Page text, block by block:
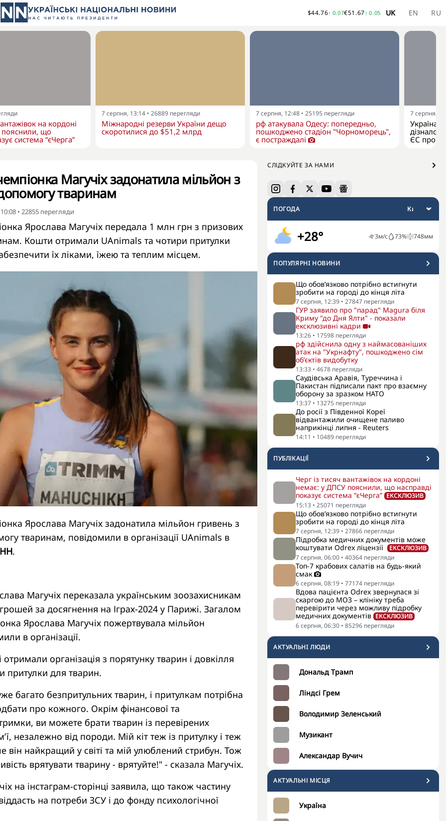
$44.76↑ 0.07€51.67↑ 0.05 UK EN RU
на кордоні
що
система “єЧерга”
7 серпня, 13:14 • 26889 перегляди
Міжнародні резерви України дещо
скоротилися до $51,2 млрд
7 серпня, 12:48 • 25195 перегляди
рф атакувала Одесу: попередньо,
пошкоджено стадіон "Чорноморець",
є постраждалі
7 серпня,
Україна
ЄС про
СЛІДКУЙТЕ ЗА НАМИ
ПОГОДА
+28° 3м/с 73% 748мм
ПОПУЛЯРНI НОВИНИ
Що обов’язково потрібно встигнути
зробити на городі до кінця літа
7 серпня, 12:39 • 27847 перегляди
ГУР заявило про "парад" Magura біля
Криму "до Дня Ялти" - показали
ексклюзивні кадри
13:26 • 17598 перегляди
рф здійснила одну з наймасованіших
атак на "Укрнафту", пошкоджено сім
об’єктів видобутку
13:33 • 4678 перегляди
Саудівська Аравія, Туреччина і
Пакистан підписали пакт про взаємну
оборону за зразком НАТО
13:37 • 13275 перегляди
До росії з Південної Кореї
відвантажили очищене паливо
наприкінці липня - Reuters
14:11 • 10489 перегляди
ПУБЛІКАЦІЇ
Черг із тисяч вантажівок на кордоні
немає: у ДПСУ пояснили, що насправді
показує система “єЧерга” ЕКСКЛЮЗИВ
15:13 • 25071 перегляди
Що обов’язково потрібно встигнути
зробити на городі до кінця літа
7 серпня, 12:39 • 27866 перегляди
Підробка медичних документів може
коштувати Odrex ліцензії
ЕКСКЛЮЗИВ
7 серпня, 06:00 • 40364 перегляди
Топ-7 крабових салатів на будь-який
смак
6 серпня, 08:19 • 77174 перегляди
Вдова пацієнта Odrex звернулася зі
скаргою до МОЗ – клініку треба
перевірити через можливу підробку
медичних документів ЕКСКЛЮЗИВ
6 серпня, 06:30 • 85296 перегляди
АКТУАЛЬНI ЛЮДИ
Дональд Трамп
Ліндсі Грем
Володимир Зеленський
Музикант
Александар Вучич
АКТУАЛЬНІ МІСЦЯ
Україна
Магучіх задонатила мільйон з
тваринам
• 22855 перегляди
Ярослава Магучіх передала 1 млн грн з призових
Кошти отримали UAnimals та чотири притулки
їх ліками, їжею та теплим місцем.
Ярослава Магучіх задонатила мільйон гривень з
тваринам, повідомили в організації UAnimals в
.
Магучіх переказала українським зоозахисникам
за досягнення на Іграх-2024 у Парижі. Загалом
Ярослава Магучіх пожертвувала мільйон
в організації.
організація з порятунку тварин і довкілля
притулки для тварин.
багато безпритульних тварин, і притулкам потрібна
про кожного. Окрім фінансової та
ви можете брати тварин із перевірених
незалежно від породи. Мій кіт теж із притулку і теж
він найкращий у світі та мій улюблений стрибун. Тож
врятувати тварину - врятуйте!" - сказала Магучіх.
на інстаграм-сторінці заявила, що також частину
на потреби ЗСУ і до фонду психологічної